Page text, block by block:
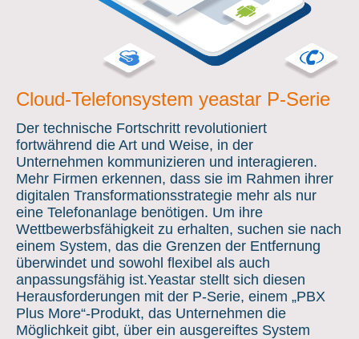
Cloud-Telefonsystem yeastar P-Serie
Der technische Fortschritt revolutioniert
fortwährend die Art und Weise, in der
Unternehmen kommunizieren und interagieren.
Mehr Firmen erkennen, dass sie im Rahmen ihrer
digitalen Transformationsstrategie mehr als nur
eine Telefonanlage benötigen. Um ihre
Wettbewerbsfähigkeit zu erhalten, suchen sie nach
einem System, das die Grenzen der Entfernung
überwindet und sowohl flexibel als auch
anpassungsfähig ist.Yeastar stellt sich diesen
Herausforderungen mit der P-Serie, einem „PBX
Plus More“-Produkt, das Unternehmen die
Möglichkeit gibt, über ein ausgereiftes System